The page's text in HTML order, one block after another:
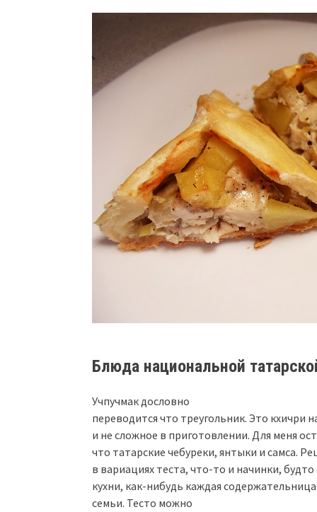
Блюда национальной
Учпучмак дословно
переводится что треугольник. Это кхичри
и не сложное в приготовлении. Для меня
что татарские чебуреки, янтыки и самса.
в вариациях теста, что-то и начинки,
кухни, как-нибудь каждая
семьи. Тесто можно